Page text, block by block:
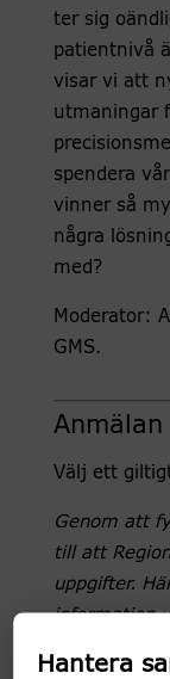
ter sig
patientnivå
visar vi att
utmaningar
spendera
vinner så
några
med?
Moderator:
GMS.
Anmälan
Välj ett
Genom att
till att
uppgifter.
information
Hantera